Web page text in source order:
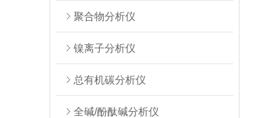
聚合物分析仪
镍离子分析仪
总有机碳分析仪
全碱/酚酞碱分析仪